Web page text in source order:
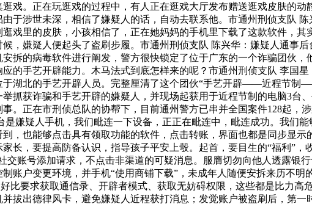
戏。正在玩逛戏的过程中，有人正在逛戏大厅发布赠送逛戏皮肤的
于涉世未深，相信了嫌疑人的话，自动去联系他。市通州刑侦支队
戏里的皮肤，小孩相信了，正在她妈妈的手机里下载了这款软件，
，嫌疑人便起头了盗刷步履。市通州刑侦支队 陈兴华：嫌疑人通事
拆的病毒软件进行阐发，警方很快锁定了位于广东的一个诈骗团伙
的手艺开辟能力。木马法式到底怎样来的呢？市通州刑侦支队 李国
湖北的手艺开辟人员。完整厘清了这个团伙“手艺开辟——近程节制
抓获诈骗和手艺开辟的嫌疑人，并现场起获用于近程节制的电脑3台
。正在市刑侦总队的协帮下，目前通州警方已串并全国案件128起，
嫌疑人手机，我们毗连一下设备，正正在毗连中，毗连成功。我们
，也能够点击具有领取功能的软件，点击转账，界面也都是同步显
长，要提高防备认识，指导孩子平安上彀。起首，要目生的“福利”
账号添加请求，不点击非渠道的可疑消息。服膺切勿向他人透露银
账户变更环境，并手机“使用商铺下载”，未成年人随便安拆来历不
比要求获取通信录、开辟者模式、获取无妨碍权限，这些都是比力高
拔出德律风卡，避免嫌疑人近程获打消息；发觉账户被盗刷后，第